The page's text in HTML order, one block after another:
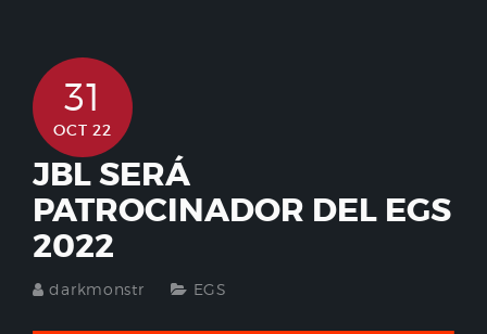
31
OCT 22
JBL SERÁ
PATROCINADOR DEL EGS
2022
darkmonstr EGS